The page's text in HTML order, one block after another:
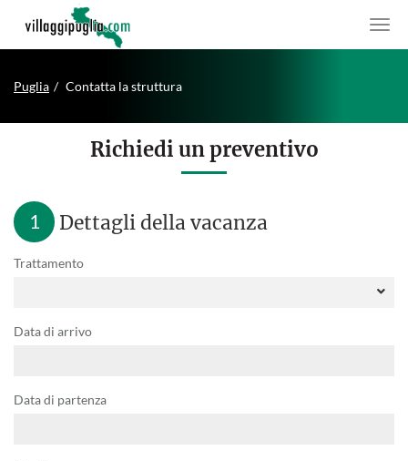
Puglia Contatta la struttura
Richiedi un preventivo
1 Dettagli della vacanza
Trattamento
Data di arrivo
Data di partenza